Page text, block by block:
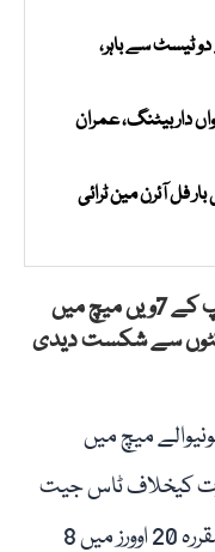
ٹیسٹ سے باہر،
دار بیٹنگ، عمران
فل آئرن مین ٹرائی
دبئی،آئی سی سی ویمنز ٹی 20 ورلڈ کپ کے 7ویں میچ میں
جانب سے پاکستان کو 6 وکٹوں سے شکست دیدی
میچ میں
کیخلاف ٹاس جیت
کر پہلے بیٹنگ کا فیصلہ کیا گیا اور مقررہ 20 اوورز میں 8